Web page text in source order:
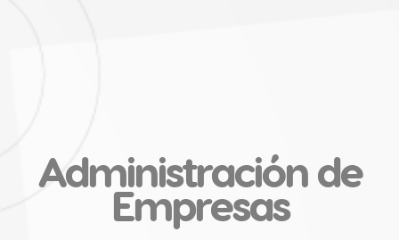
Administración de
Empresas